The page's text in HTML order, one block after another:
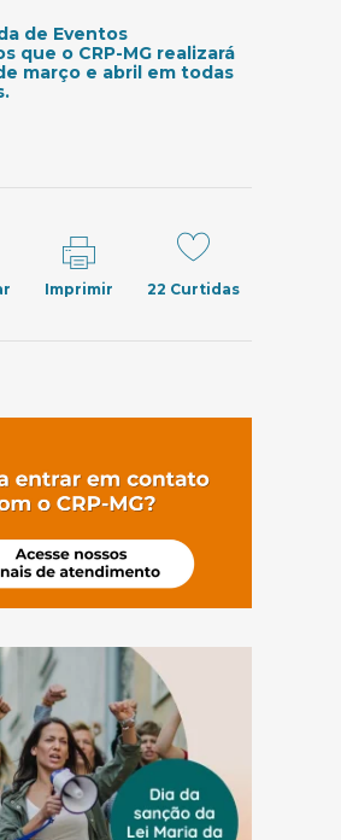
de Eventos
que o CRP-MG realizará
março e abril em todas
(abre em nova janela)
.
Imprimir 22 Curtidas